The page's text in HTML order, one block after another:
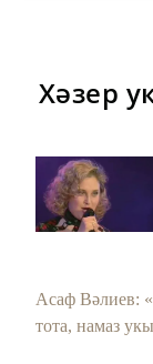
Хәзер
Асаф Вәлиев:
тота, намаз